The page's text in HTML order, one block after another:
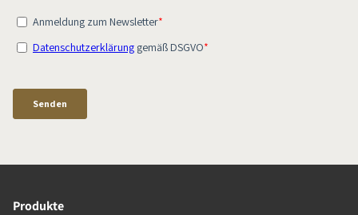
Produkte